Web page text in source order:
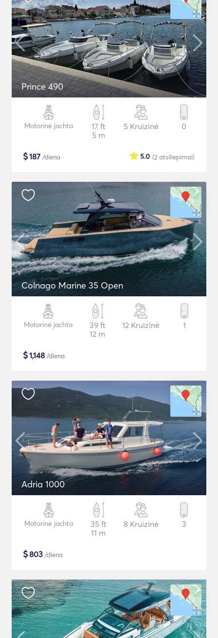
Prince 490
Motorinė jachta
17 ft
5 m
5 Kruizinė 0
$187 /diena (2 atsiliepimai)
5.0
Colnago Marine 35 Open
Motorinė jachta
39 ft
12 m
12 Kruizinė 1
$1,148 /diena
Adria 1000
Motorinė jachta
35 ft
11 m
8 Kruizinė 3
$803 /diena